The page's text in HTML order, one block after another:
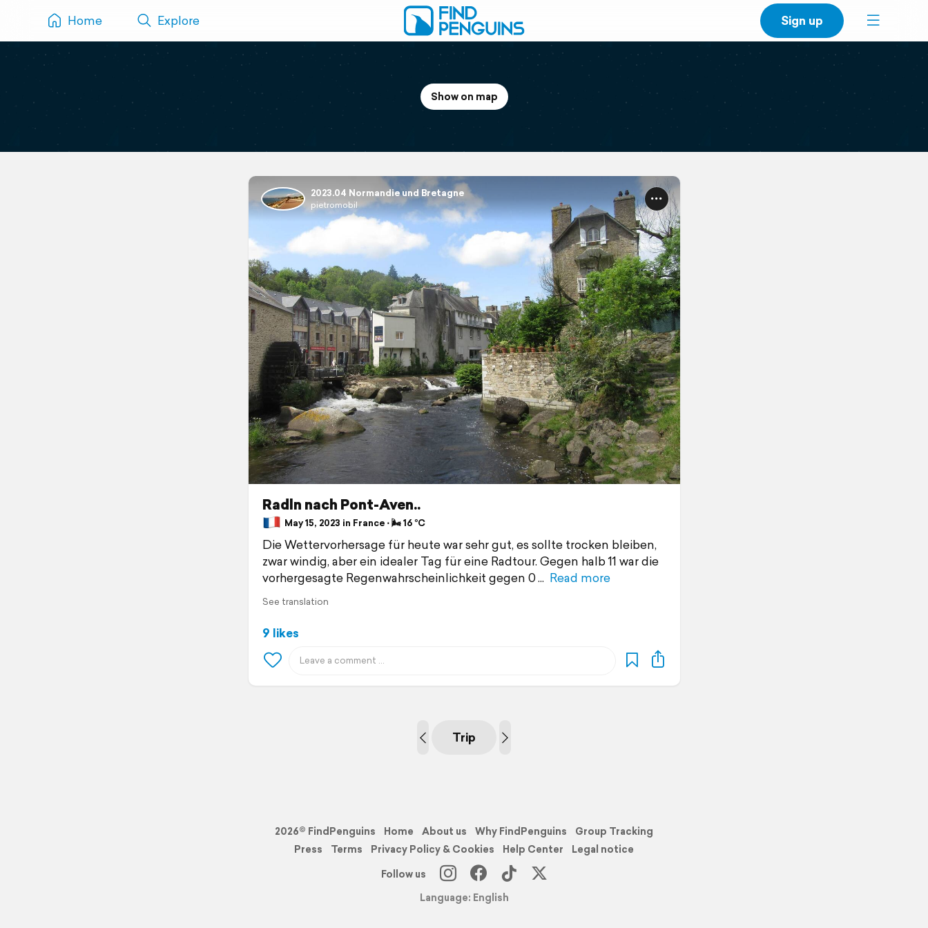
Home Explore Sign up
Show on map
2023.04 Normandie und Bretagne
pietromobil
Radln nach Pont-Aven..
May 15, 2023 in France ⋅ 🌬 16 °C
Die Wettervorhersage für heute war sehr gut, es sollte trocken bleiben,
zwar windig, aber ein idealer Tag für eine Radtour. Gegen halb 11 war die
vorhergesagte Regenwahrscheinlichkeit gegen 0
Read more
See translation
9 likes
Trip
2026© FindPenguins Home About us Why FindPenguins
Group Tracking
Press
Terms Privacy Policy & Cookies Help Center
Legal notice
Follow us
Language: English